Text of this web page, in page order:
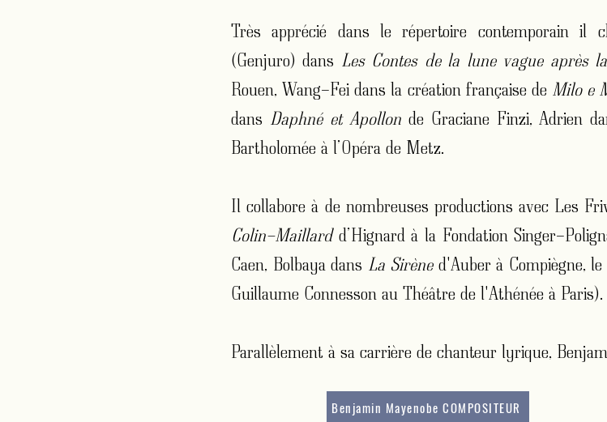
Très apprécié dans le répertoire contemporain il
(Genjuro) dans Les Contes de la lune vague après
Rouen, Wang-Fei dans la création française de Milo e
dans Daphné et Apollon de Graciane Finzi, Adrien
Bartholomée à l’Opéra de Metz.
Il collabore à de nombreuses productions avec Les
Colin-Maillard d’Hignard à la Fondation Singer-
Caen, Bolbaya dans La Sirèned'Auber à Compiègne, le
Guillaume Connesson au Théâtre de l'Athénée à Paris).
Parallèlement à sa carrière de chanteur lyrique,
Benjamin Mayenobe COMPOSITEUR